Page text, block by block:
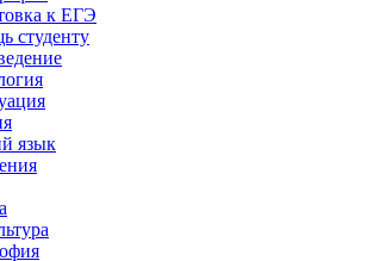
к ЕГЭ
студенту
язык